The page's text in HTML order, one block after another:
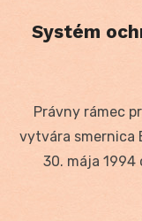
Systém
Právny rámec
vytvára smernica
30. mája 1994